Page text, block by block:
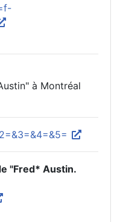
à Montréal
"Fred* Austin.